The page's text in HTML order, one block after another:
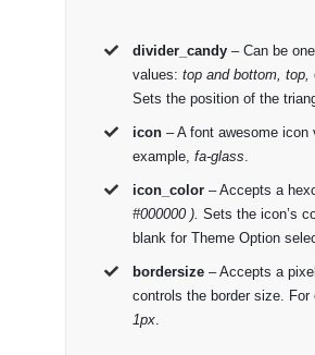
divider_candy – Can be
values:top and bottom, top,
Sets the position of the
icon – A font awesome icon
example,fa-glass
icon_color – Accepts a
#000000 ). Sets the icon’s
blank for Theme Option
bordersize – Accepts a
controls the border size. For
1px